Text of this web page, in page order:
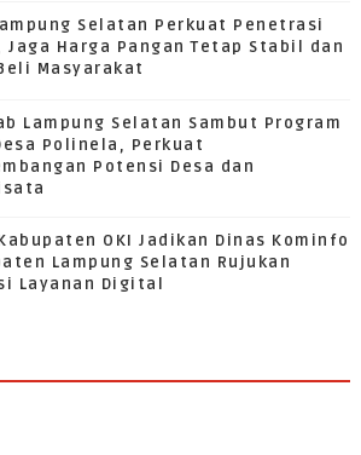
Selatan Perkuat Penetrasi
Jaga Harga Pangan Tetap Stabil dan
Masyarakat
Lampung Selatan Sambut Program
Polinela, Perkuat
Potensi Desa dan
Kabupaten OKI Jadikan Dinas Kominfo
Lampung Selatan Rujukan
Layanan Digital